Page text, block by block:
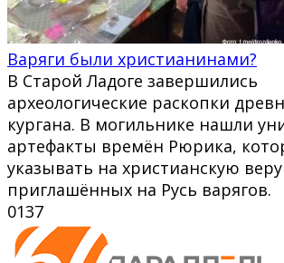
Варяги были христианинами?
В Старой Ладоге завершились
археологические раскопки
кургана. В могильнике нашли
артефакты времён Рюрика,
указывать на христианскую веру
приглашённых на Русь варягов.
0137